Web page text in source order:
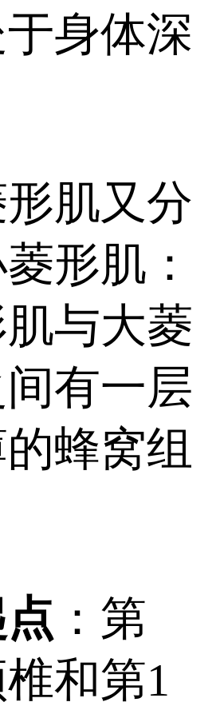
身体深
肌又分
形肌：
与大菱
有一层
蜂窝组
：第
和第1